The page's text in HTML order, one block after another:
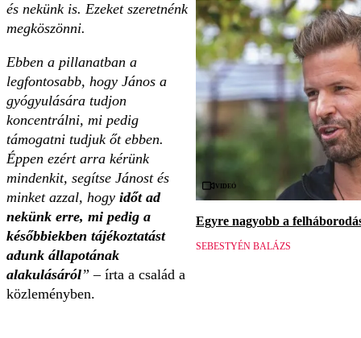
és nekünk is. Ezeket szeretnénk
megköszönni.
Ebben a pillanatban a
legfontosabb, hogy János a
gyógyulására tudjon
koncentrálni, mi pedig
támogatni tudjuk őt ebben.
Éppen ezért arra kérünk
mindenkit, segítse Jánost és
minket azzal, hogy időt ad
nekünk erre, mi pedig a
későbbiekben tájékoztatást
adunk állapotának
alakulásáról” – írta a család a
közleményben.
Videó
Egyre nagyobb a
SEBESTYÉN BALÁZS